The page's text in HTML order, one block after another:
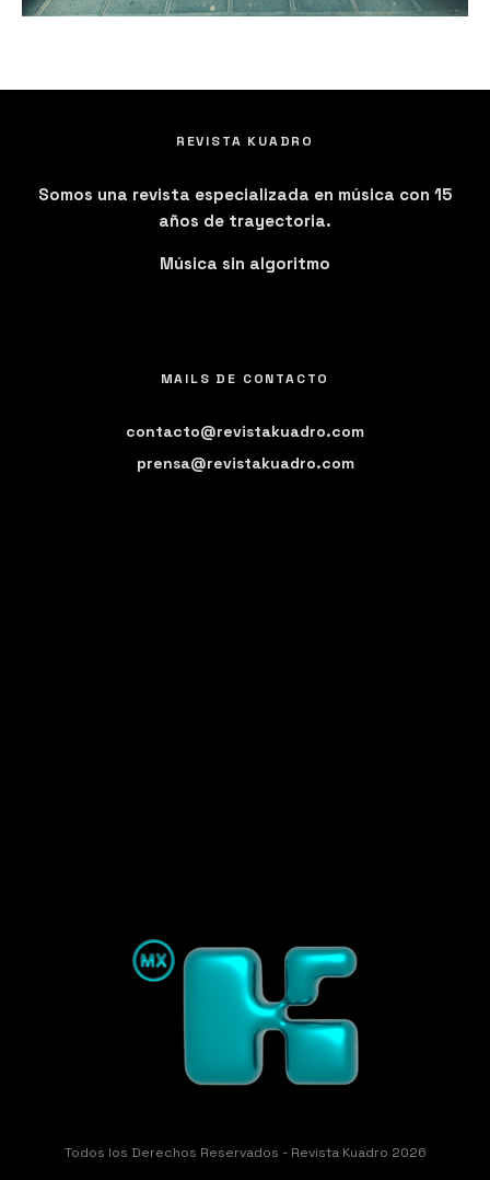
REVISTA KUADRO
Somos una revista especializada en música con 15
años de trayectoria.
Música sin algoritmo
MAILS DE CONTACTO
contacto@revistakuadro.com
prensa@revistakuadro.com
Todos los Derechos Reservados - Revista Kuadro 2026